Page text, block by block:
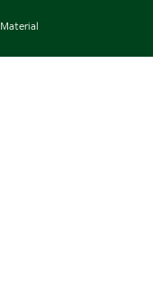
Material